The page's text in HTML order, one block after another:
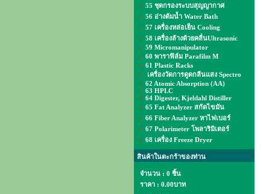
55 ชุดกรองระบบสุญญากาศ
56 อ่างต้มน้ำ Water Bath
57 เครื่องหล่อเย็น Cooling
58 เครื่องล้างด้วยคลื่นUltrasonic
59 Micromanipulator
60 พาราฟิล์ม Parafilm M
61 Plastic Racks
เครื่องวัดการดูดกลืนแสง Spectro
62 Atomic Absorption (AA)
63 HPLC
64 Digester, Kjeldahl Distiller
65 Fat Analyzer สกัดไขมัน
66 Fiber Analyzer หาไฟเบอร์
67 Polarimeter โพลาริมิเตอร์
68 เครื่อง Freeze Dryer
สินค้าในตะกร้าของท่าน
จำนวน : 0 ชิ้น
ราคา : 0.00บาท